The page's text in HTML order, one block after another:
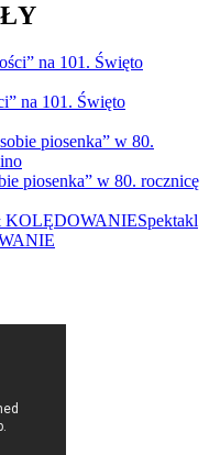
na 101. Święto
piosenka” w 80. rocznicę
Spektakl